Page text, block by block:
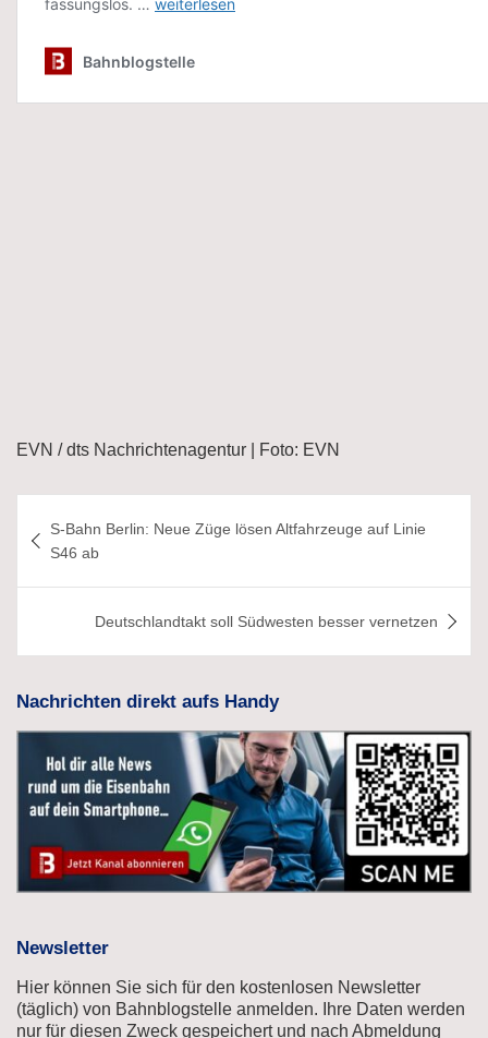
EVN / dts Nachrichtenagentur | Foto: EVN
S-Bahn Berlin: Neue Züge lösen Altfahrzeuge auf Linie
S46 ab
Deutschlandtakt soll Südwesten besser vernetzen
Nachrichten direkt aufs Handy
Newsletter
Hier können Sie sich für den kostenlosen Newsletter
(täglich) von Bahnblogstelle anmelden. Ihre Daten werden
nur für diesen Zweck gespeichert und nach Abmeldung